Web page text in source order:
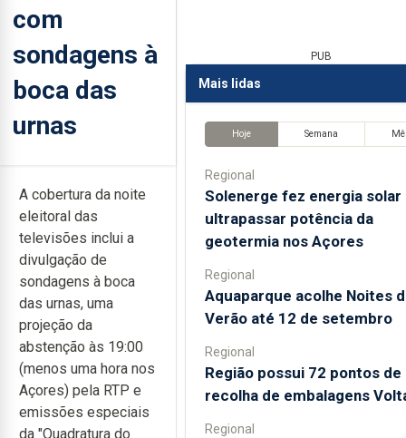
com
sondagens à
boca das
urnas
A cobertura da noite
eleitoral das
televisões inclui a
divulgação de
sondagens à boca
das urnas, uma
projeção da
abstenção às 19:00
(menos uma hora nos
Açores) pela RTP e
emissões especiais
da "Quadratura do
PUB
Mais lidas
Hoje Semana
Regional
Solenerge fez energia solar
ultrapassar potência da
geotermia nos Açores
Regional
Aquaparque acolhe Noites
Verão até 12 de setembro
Regional
Região possui 72 pontos de
recolha de embalagens
Regional